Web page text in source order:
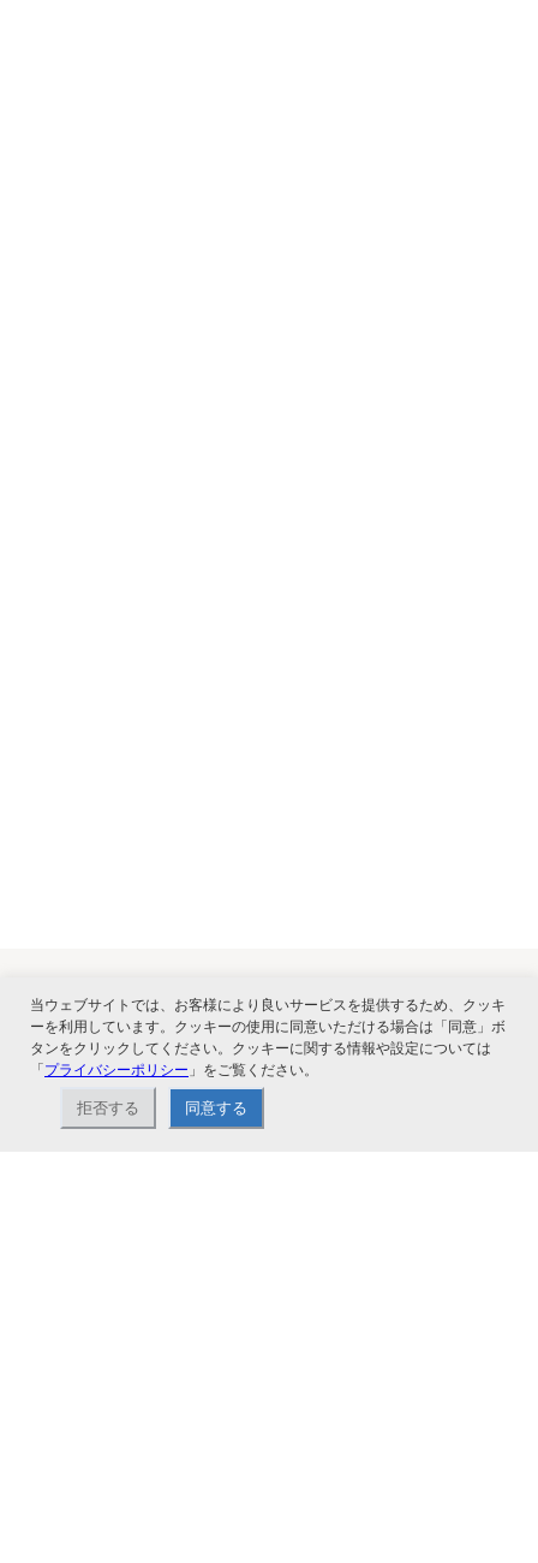
関連サービス
当ウェブサイトでは、お客様により良いサービスを提供するため、クッキ
ーを利用しています。クッキーの使用に同意いただける場合は「同意」ボ
タンをクリックしてください。クッキーに関する情報や設定については
「プライバシーポリシー 」をご覧ください。
拒否する 同意する